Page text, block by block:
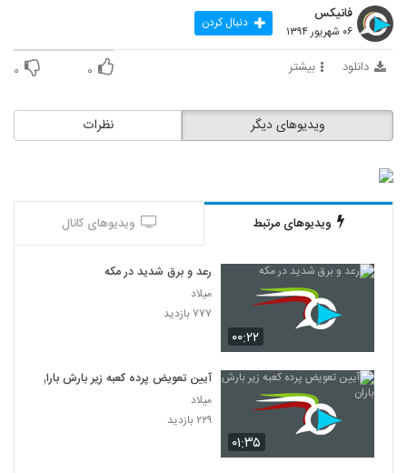
فانیکس
۰۶ شهریور ۱۳۹۴ دنبال کردن
دانلود بیشتر ۰ ۰
نظرات ویدیوهای دیگر
ویدیوهای مرتبط ویدیوهای کانال
۰۰:۲۲
رعد و برق شدید در مکه
میلاد
۷۷۷ بازدید
۰۱:۳۵
آیین تعویض پرده کعبه زیر بارش باران
میلاد
۲۲۹ بازدید